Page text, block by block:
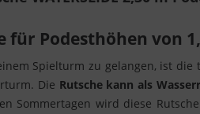
Podesthöhen von
Spielturm zu gelangen, ist
Die Rutsche kann als
Sommertagen wird diese